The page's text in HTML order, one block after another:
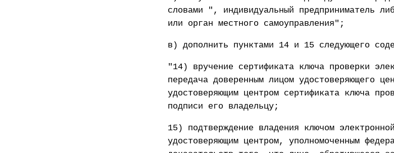
словами ", индивидуальный предприниматель
или орган местного самоуправления";
в) дополнить пунктами 14 и 15 следующего
"14) вручение сертификата ключа проверки
передача доверенным лицом удостоверяющего
удостоверяющим центром сертификата ключа
подписи его владельцу;
15) подтверждение владения ключом
удостоверяющим центром, уполномоченным